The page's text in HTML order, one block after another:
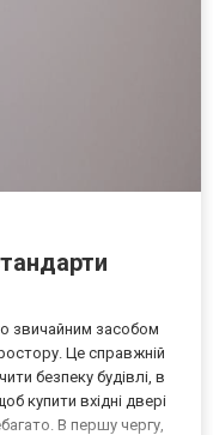
звичайним засобом
Це справжній
безпеку будівлі, в
купити вхідні двері
В першу чергу,